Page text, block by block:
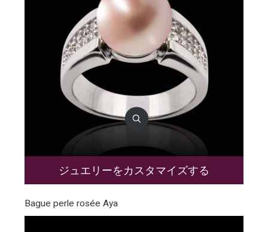
ジュエリーをカスタマイズする
Bague perle rosée Aya